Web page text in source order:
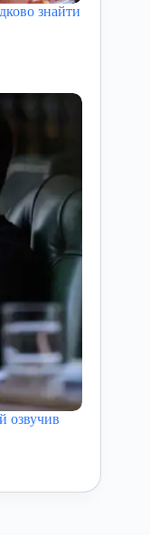
знайти
озвучив